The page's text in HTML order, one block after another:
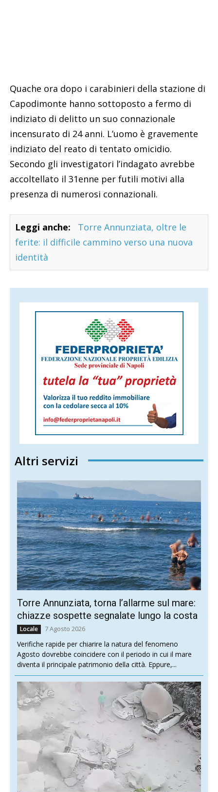
Quache ora dopo i carabinieri della stazione di
Capodimonte hanno sottoposto a fermo di
indiziato di delitto un suo connazionale
incensurato di 24 anni. L’uomo è gravemente
indiziato del reato di tentato omicidio.
Secondo gli investigatori l’indagato avrebbe
accoltellato il 31enne per futili motivi alla
presenza di numerosi connazionali.
Leggi anche:
Torre Annunziata, oltre le
ferite: il difficile cammino verso una nuova
identità
Altri servizi
Torre Annunziata, torna l’allarme sul mare:
chiazze sospette segnalate lungo la costa
Locale 7 Agosto 2026
Verifiche rapide per chiarire la natura del fenomeno
Agosto dovrebbe coincidere con il periodo in cui il mare
diventa il principale patrimonio della città. Eppure,...